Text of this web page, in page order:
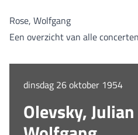
Rose, Wolfgang
Een overzicht van alle
dinsdag 26 oktober 1954
Olevsky,